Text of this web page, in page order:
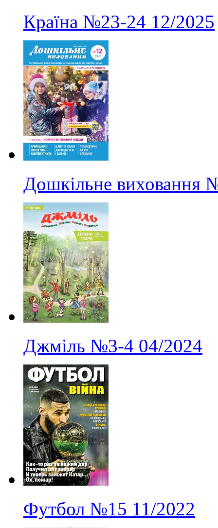
Країна №23-24 12/2025
Дошкільне виховання
Джміль №3-4 04/2024
Футбол №15 11/2022